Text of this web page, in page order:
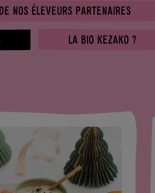
NOS ÉLEVEURS PARTENAIRES
LA BIO KEZAKO ?